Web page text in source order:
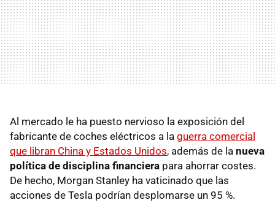
Al mercado le ha puesto nervioso la exposición del
fabricante de coches eléctricos a la guerra comercial
que libran China y Estados Unidos, además de la nueva
política de disciplina financiera para ahorrar costes.
De hecho, Morgan Stanley ha vaticinado que las
acciones de Tesla podrían desplomarse un 95 %.